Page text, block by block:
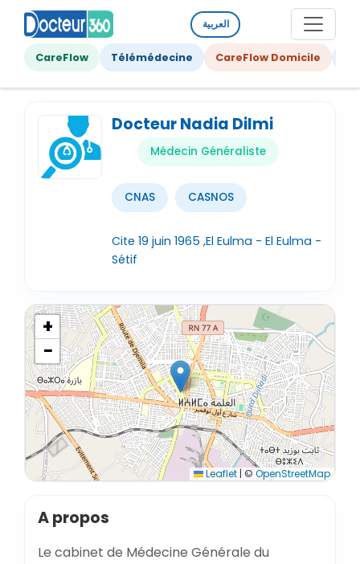
العربية
CareFlow Télémédecine CareFlow Domicile
Docteur Nadia Dilmi
Médecin Généraliste
CNAS CASNOS
Cite 19 juin 1965 ,El Eulma - El Eulma -
Sétif
+
−
Leaflet | © OpenStreetMap
A propos
Le cabinet de Médecine Générale du